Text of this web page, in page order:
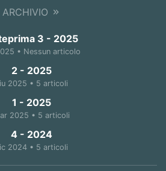
ARCHIVIO
3 - 2025
• Nessun articolo
2 - 2025
2025 • 5 articoli
1 - 2025
2025 • 5 articoli
4 - 2024
2024 • 5 articoli